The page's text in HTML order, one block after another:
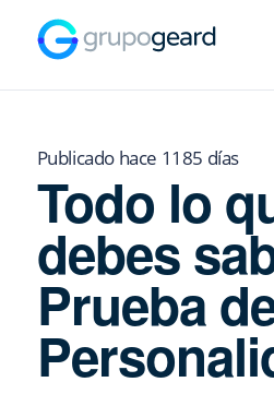
Publicado hace 1185 días
Todo lo
debes
Prueba